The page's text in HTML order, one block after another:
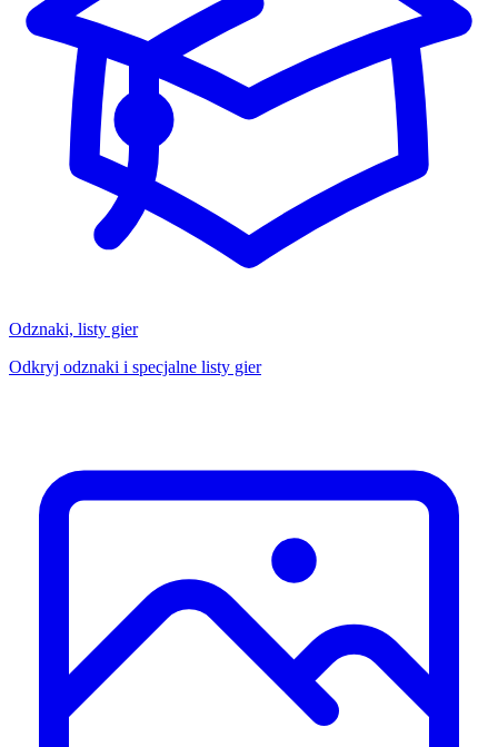
Odznaki, listy gier
Odkryj odznaki i specjalne listy gier